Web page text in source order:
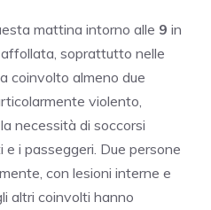
mattina intorno alle 9 in
soprattutto nelle
coinvolto almeno due
violento,
necessità di soccorsi
i passeggeri. Due persone
con lesioni interne e
altri coinvolti hanno